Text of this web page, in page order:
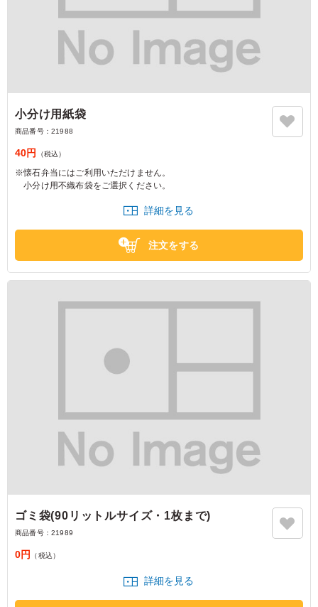
小分け用紙袋
商品番号： 21988
40円 （税込）
※懐石弁当にはご利用いただけません。
小分け用不織布袋をご選択ください。
詳細を見る
注文をする
ゴミ袋(90リットルサイズ・1枚まで)
商品番号： 21989
0円 （税込）
詳細を見る